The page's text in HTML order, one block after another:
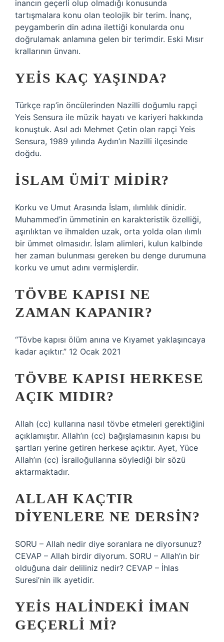
inancın geçerli olup olmadığı konusunda
tartışmalara konu olan teolojik bir terim. İnanç,
peygamberin din adına ilettiği konularda onu
doğrulamak anlamına gelen bir terimdir. Eski Mısır
krallarının ünvanı.
YEIS KAÇ YAŞINDA?
Türkçe rap’in öncülerinden Nazilli doğumlu rapçi
Yeis Sensura ile müzik hayatı ve kariyeri hakkında
konuştuk. Asıl adı Mehmet Çetin olan rapçi Yeis
Sensura, 1989 yılında Aydın’ın Nazilli ilçesinde
doğdu.
İSLAM ÜMIT MIDIR?
Korku ve Umut Arasında İslam, ılımlılık dinidir.
Muhammed’in ümmetinin en karakteristik özelliği,
aşırılıktan ve ihmalden uzak, orta yolda olan ılımlı
bir ümmet olmasıdır. İslam alimleri, kulun kalbinde
her zaman bulunması gereken bu denge durumuna
korku ve umut adını vermişlerdir.
TÖVBE KAPISI NE
ZAMAN KAPANIR?
“Tövbe kapısı ölüm anına ve Kıyamet yaklaşıncaya
kadar açıktır.” 12 Ocak 2021
TÖVBE KAPISI HERKESE
AÇIK MIDIR?
Allah (cc) kullarına nasıl tövbe etmeleri gerektiğini
açıklamıştır. Allah’ın (cc) bağışlamasının kapısı bu
şartları yerine getiren herkese açıktır. Ayet, Yüce
Allah’ın (cc) İsrailoğullarına söylediği bir sözü
aktarmaktadır.
ALLAH KAÇTIR
DIYENLERE NE DERSIN?
SORU – Allah nedir diye soranlara ne diyorsunuz?
CEVAP – Allah birdir diyorum. SORU – Allah’ın bir
olduğuna dair deliliniz nedir? CEVAP – İhlas
Suresi’nin ilk ayetidir.
YEIS HALINDEKI IMAN
GEÇERLI MI?